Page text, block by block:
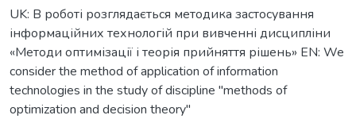
UK: В роботі розглядається методика застосування
інформаційних технологій при вивченні дисципліни
«Методи оптимізації і теорія прийняття рішень» EN: We
consider the method of application of information
technologies in the study of discipline "methods of
optimization and decision theory"